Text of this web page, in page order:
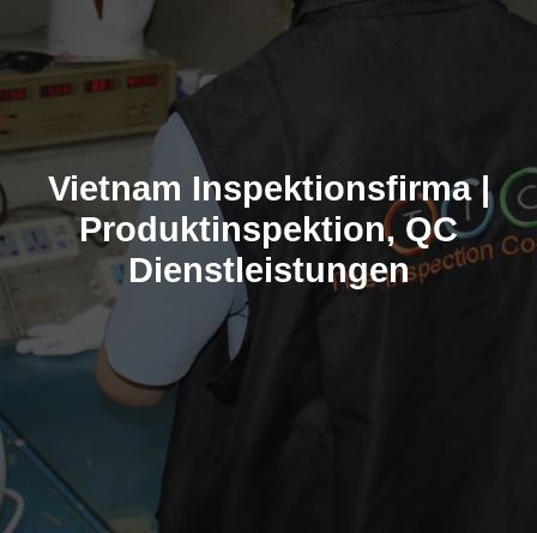
Vietnam Inspektionsfirma |
Produktinspektion, QC
Dienstleistungen